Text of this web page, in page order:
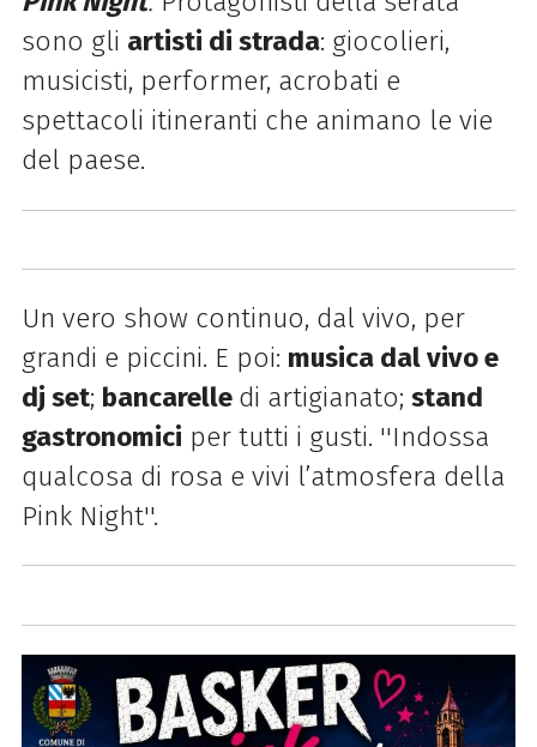
sono gli artisti di strada: giocolieri,
musicisti, performer, acrobati e
spettacoli itineranti che animano le vie
del paese.
Un vero show continuo, dal vivo, per
grandi e piccini. E poi: musica dal vivo e
dj set; bancarelle di artigianato; stand
gastronomici per tutti i gusti. ''Indossa
qualcosa di rosa e vivi l’atmosfera della
Pink Night''.